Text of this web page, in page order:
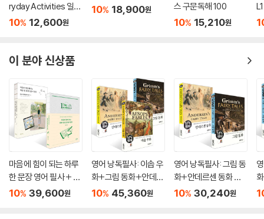
ryday Activities 일상
표현 낭독편
10% 12,600원
10% 18,900원
스 구문독해 100
10% 15,210원
L1
이 분야 신상품
마음에 힘이 되는 하루
한 문장 영어 필사 + 마
음이 단단해지는 하루
10% 39,600원
영어 낭독필사: 이솝 우
화+그림 동화+안데르
센 동화 세트
10% 45,360원
영어 낭독필사: 그림 동
화+안데르센 동화 세
트
10% 30,240원